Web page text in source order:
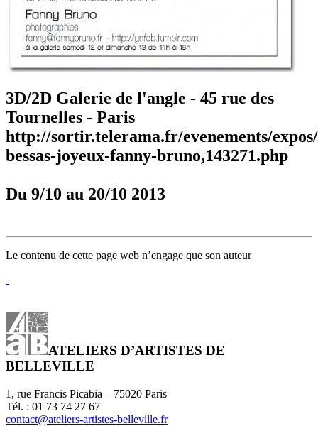
3D/2D Galerie de l'angle - 45 rue des
Tournelles - Paris
http://sortir.telerama.fr/evenements/
bessas-joyeux-fanny-bruno,143271.php
Du 9/10 au 20/10 2013
Le contenu de cette page web n’engage que son auteur
ATELIERS D’ARTISTES DE
BELLEVILLE
1, rue Francis Picabia – 75020 Paris
Tél. : 01 73 74 27 67
contact@ateliers-artistes-belleville.fr